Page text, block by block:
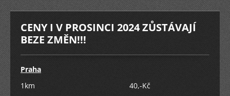
CENY I V PROSINCI 2024 ZŮSTÁVAJÍ
BEZE ZMĚN!!!
Praha
1km 40,-Kč